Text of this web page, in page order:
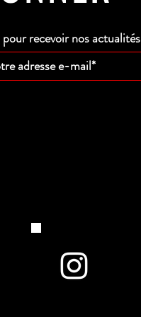
recevoir nos actualités